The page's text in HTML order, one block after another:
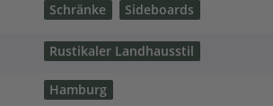
Schränke Sideboards
Rustikaler Landhausstil
Hamburg